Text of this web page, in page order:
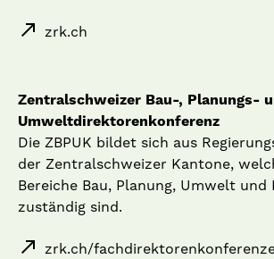
zrk.ch
Zentralschweizer Bau-, Planungs-
Umweltdirektorenkonferenz
Die ZBPUK bildet sich aus
der Zentralschweizer Kantone,
Bereiche Bau, Planung, Umwelt und
zuständig sind.
zrk.ch/